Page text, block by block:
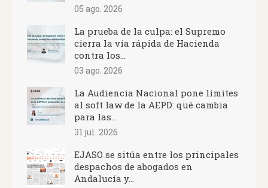
05 ago. 2026
La prueba de la culpa: el Supremo
cierra la vía rápida de Hacienda
contra los...
03 ago. 2026
La Audiencia Nacional pone límites
al soft law de la AEPD: qué cambia
para las...
31 jul. 2026
EJASO se sitúa entre los principales
despachos de abogados en
Andalucía y...